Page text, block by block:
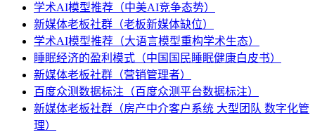
学术AI模型推荐（中美AI竞争态势）
新媒体老板社群（老板新媒体缺位）
学术AI模型推荐（大语言模型重构学术生态）
睡眠经济的盈利模式（中国国民睡眠健康白皮书）
新媒体老板社群（营销管理者）
百度众测数据标注（百度众测平台数据标注）
新媒体老板社群（房产中介客户系统 大型团队 数字化管
理）